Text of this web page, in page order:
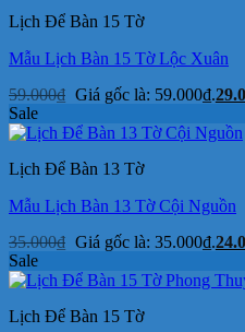
Lịch Để Bàn 15 Tờ
Mẫu Lịch Bàn 15 Tờ Lộc Xuân
59.000₫ Giá gốc là: 59.000₫.
Sale
Lịch Để Bàn 13 Tờ
Mẫu Lịch Bàn 13 Tờ Cội Nguồn
35.000₫ Giá gốc là: 35.000₫.
Sale
Lịch Để Bàn 15 Tờ